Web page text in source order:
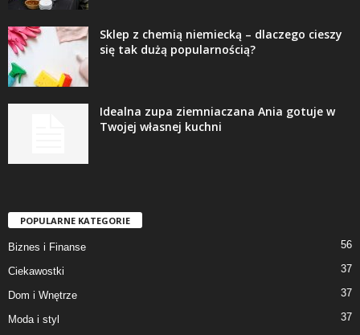
Sklep z chemią niemiecką – dlaczego cieszy
się tak dużą popularnością?
Idealna zupa ziemniaczana Ania gotuje w
Twojej własnej kuchni
POPULARNE KATEGORIE
Biznes i Finanse 56
Ciekawostki 37
Dom i Wnętrze 37
Moda i styl 37